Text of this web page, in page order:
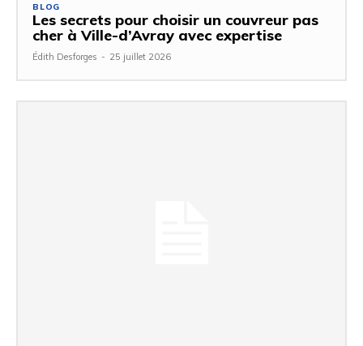
BLOG
Les secrets pour choisir un couvreur pas
cher à Ville-d’Avray avec expertise
Édith Desforges - 25 juillet 2026